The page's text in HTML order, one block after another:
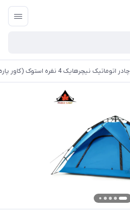
چادر اتوماتیک نیچرهایک 4 نفره استوک (کاور پاره) | NH21zp008